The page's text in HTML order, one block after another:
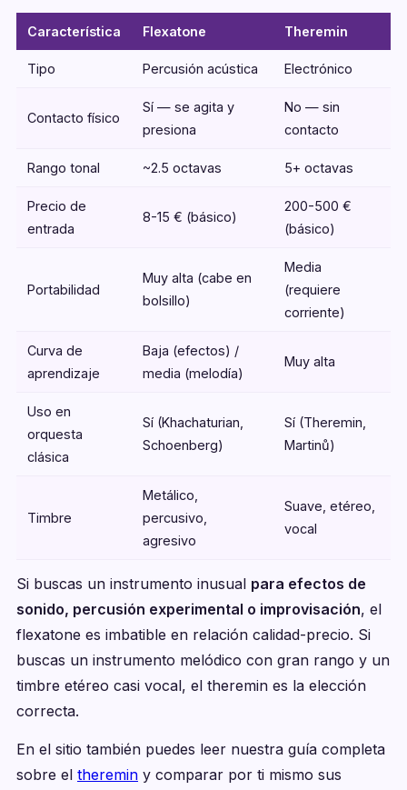
Característica Flexatone Theremin
Tipo Percusión acústica Electrónico
Contacto físico
Sí — se agita y
presiona
No — sin
contacto
Rango tonal ~2.5 octavas 5+ octavas
Precio de
entrada
8-15 € (básico)
200-500 €
(básico)
Portabilidad
Muy alta (cabe en
bolsillo)
Media
(requiere
corriente)
Curva de
aprendizaje
Baja (efectos) /
media (melodía)
Muy alta
Uso en
orquesta
clásica
Sí (Khachaturian,
Schoenberg)
Sí (Theremin,
Martinů)
Timbre
Metálico,
percusivo,
agresivo
Suave, etéreo,
vocal
Si buscas un instrumento inusual para efectos de
sonido, percusión experimental o improvisación, el
flexatone es imbatible en relación calidad-precio. Si
buscas un instrumento melódico con gran rango y un
timbre etéreo casi vocal, el theremin es la elección
correcta.
En el sitio también puedes leer nuestra guía completa
sobre el theremin y comparar por ti mismo sus